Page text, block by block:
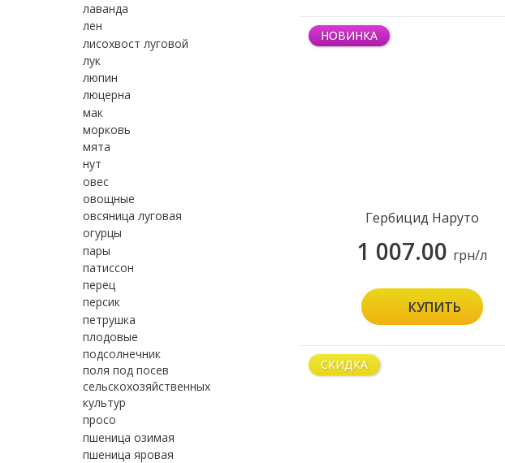
лаванда
лен
лисохвост луговой
лук
люпин
люцерна
мак
морковь
мята
нут
овес
овощные
овсяница луговая
огурцы
пары
патиссон
перец
персик
петрушка
плодовые
подсолнечник
поля под посев
сельскохозяйственных
культур
просо
пшеница озимая
пшеница яровая
НОВИНКА
Гербицид Наруто
1 007.00 грн/л
КУПИТЬ
СКИДКА